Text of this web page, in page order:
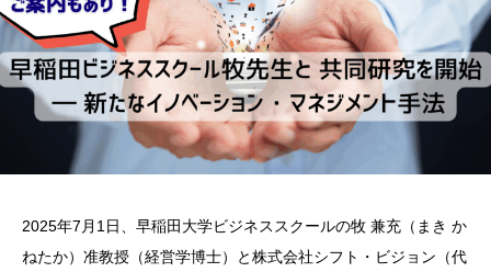
2025年7月1日、早稲田大学ビジネススクールの牧 兼充（まき か
ねたか）准教授（経営学博士）と株式会社シフト・ビジョン（代